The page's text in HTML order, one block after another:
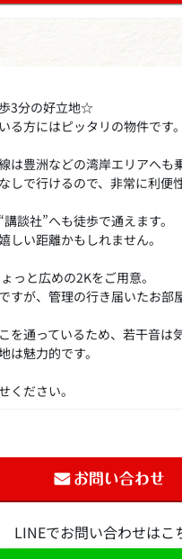
3分の好立地☆
る方にはピッタリの物件です
は豊洲などの湾岸エリアへも
しで行けるので、非常に利便
談社”へも徒歩で通えます。
しい距離かもしれません。
っと広めの2Kをご用意。
すが、管理の行き届いたお部
を通っているため、若干音は
は魅力的です。
ください。
LINEでお問い合わせはこ